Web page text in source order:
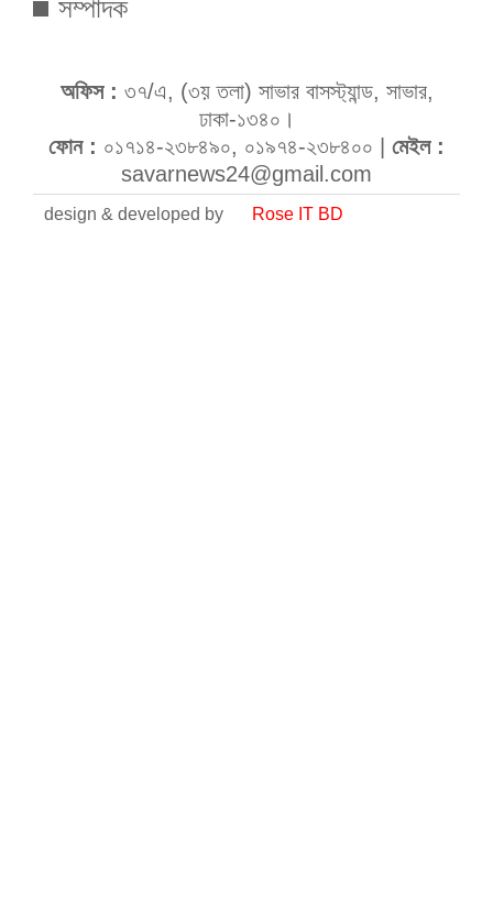
সম্পাদক
অফিস : ৩৭/এ, (৩য় তলা) সাভার বাসস্ট্যান্ড, সাভার,
ঢাকা-১৩৪০।
ফোন : ০১৭১৪-২৩৮৪৯০, ০১৯৭৪-২৩৮৪০০ | মেইল :
savarnews24@gmail.com
design & developed by Rose IT BD